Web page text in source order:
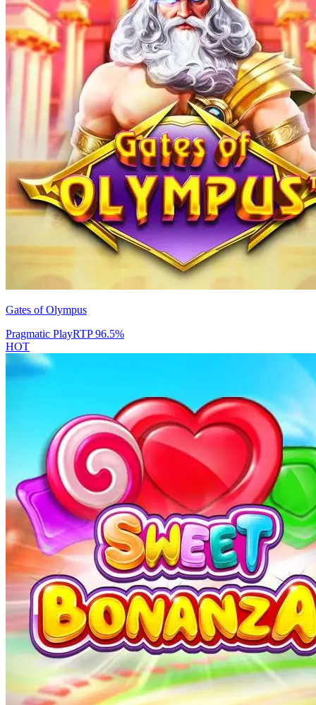
Gates of Olympus
Pragmatic PlayRTP96.5%
HOT